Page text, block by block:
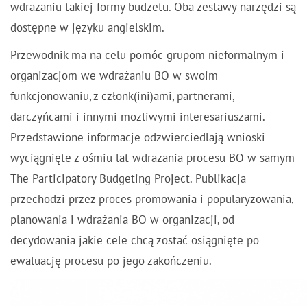
wdrażaniu takiej formy budżetu. Oba zestawy narzędzi są
dostępne w języku angielskim.
Przewodnik ma na celu pomóc grupom nieformalnym i
organizacjom we wdrażaniu BO w swoim
funkcjonowaniu, z członk(ini)ami, partnerami,
darczyńcami i innymi możliwymi interesariuszami.
Przedstawione informacje odzwierciedlają wnioski
wyciągnięte z ośmiu lat wdrażania procesu BO w samym
The Participatory Budgeting Project. Publikacja
przechodzi przez proces promowania i popularyzowania,
planowania i wdrażania BO w organizacji, od
decydowania jakie cele chcą zostać osiągnięte po
ewaluację procesu po jego zakończeniu.